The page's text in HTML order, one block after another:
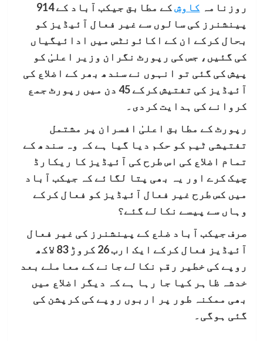
روزنامہ کاوش
کے مطابق جیکب آباد کے 914
پینشنرز کی سالوں سے غیر فعال آئیڈیز کو
بحال کرکے ان کے اکائونٹس میں ادائیگیاں
کی گئیں، جس کی رپورٹ نگران وزیر اعلیٰ کو
پیش کی گئی تو انہوں نے سندھ بھر کے اضلاع کی
آئیڈیز کی تفتیش کرکے 45 دن میں رپورٹ جمع
کروانے کی ہدایت کردی۔
رپورٹ کے مطابق اعلیٰ افسران پر مشتمل
تفتیشی ٹیم کو حکم دیا گیا ہے کہ وہ سندھ کے
تمام اضلاع کی اس طرح کی آئیڈیز کا ریکارڈ
چیک کرے اور یہ بھی پتا لگائے کہ جیکب آباد
میں کس طرح غیر فعال آئیڈیز کو فعال کرکے
وہاں سے پیسے نکالے گئے؟
صرف جیکب آباد ضلع کے پینشنرز کی غیر فعال
آئیڈیز فعال کرکے ایک ارب 26 کروڑ 83 لاکھ
روپے کی خطیر رقم نکالے جانے کے معاملے بعد
خدشہ ظاہر کیا جا رہا ہے کہ دیگر اضلاع میں
بھی ممکنہ طور پر اربوں روپے کی کرپشن کی
گئی ہوگی۔